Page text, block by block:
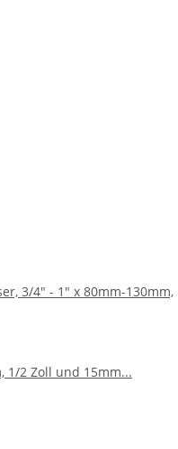
3/4" - 1" x 80mm-130mm,